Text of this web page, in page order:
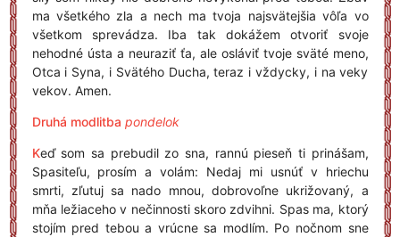
ma všetkého zla a nech ma tvoja najsvätejšia vôľa vo
všetkom sprevádza. Iba tak dokážem otvoriť svoje
nehodné ústa a neuraziť ťa, ale osláviť tvoje sväté meno,
Otca i Syna, i Svätého Ducha, teraz i vždycky, i na veky
vekov. Amen.
Druhá modlitba pondelok
Keď som sa prebudil zo sna, rannú pieseň ti prinášam,
Spasiteľu, prosím a volám: Nedaj mi usnúť v hriechu
smrti, zľutuj sa nado mnou, dobrovoľne ukrižovaný, a
mňa ležiaceho v nečinnosti skoro zdvihni. Spas ma, ktorý
stojím pred tebou a vrúcne sa modlím. Po nočnom sne